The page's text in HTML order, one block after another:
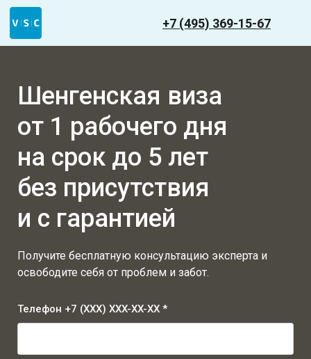
+7 (495) 369-15-67
Шенгенская виза
от 1 рабочего дня
на срок до 5 лет
без присутствия
и с гарантией
Получите бесплатную консультацию эксперта и
освободите себя от проблем и забот.
Телефон +7 (XXX) XXX-XX-XX *